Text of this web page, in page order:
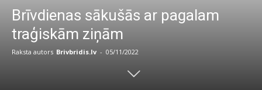
Brīvdienas sākušās ar pagalam
traģiskām ziņām
Raksta autors Brivbridis.lv - 05/11/2022